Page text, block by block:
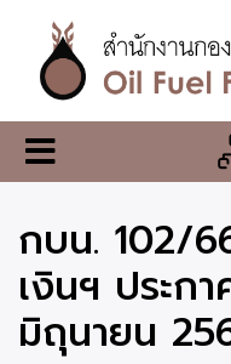
เนื้อหา
หลักสำนักงาน
กองทุน
น้ำมัน
เชื้อ
เพลิง
กบน. 102/
เงินฯ ประ
มิถุนายน